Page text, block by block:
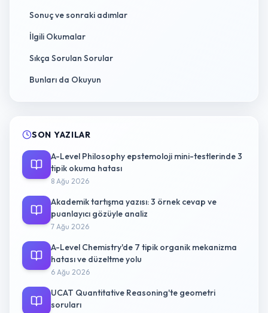
Sonuç ve sonraki adımlar
İlgili Okumalar
Sıkça Sorulan Sorular
Bunları da Okuyun
SON YAZILAR
A-Level Philosophy epstemoloji mini-testlerinde 3
tipik okuma hatası
8 Ağu 2026
Akademik tartışma yazısı: 3 örnek cevap ve
puanlayıcı gözüyle analiz
7 Ağu 2026
A-Level Chemistry'de 7 tipik organik mekanizma
hatası ve düzeltme yolu
6 Ağu 2026
UCAT Quantitative Reasoning'te geometri
soruları